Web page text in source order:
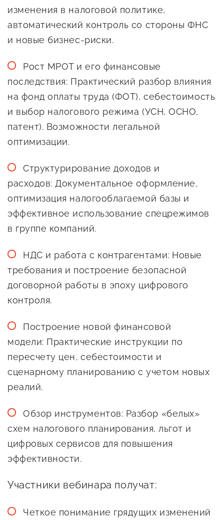
Центры поддержки
Центр информационно-
сопровождения
О центре
Поддержка центра
Онлайн-витрина
Истории успеха
Центр образовательных
программ и молодежного
предпринимательства
Календарь
мероприятий для
предпринимателей
Проекты
Поддержка центра
социальной сферы
О центре
Поддержка центра
Календарь
предпринимателей
Истории успеха
Проекты
Оказание услуг в
Центр финансовой
поддержки
Проекты
Поддержка центра
Истории успеха
технологического и
креативного
предпринимательства
Обучающие
мероприятия
Проекты
Поддержка центра
производства
Нормативные
документы
Справочник
предпринимателя
Организации,
предоставляющие поддержку
Интерактивные сервисы
Каталог креативной
изменения в налоговой политике,
автоматический контроль со стороны ФНС
и новые бизнес-риски.
Рост МРОТ и его финансовые
последствия: Практический разбор влияния
на фонд оплаты труда (ФОТ), себестоимость
и выбор налогового режима (УСН, ОСНО,
патент). Возможности легальной
оптимизации.
Структурирование доходов и
расходов: Документальное оформление,
оптимизация налогооблагаемой базы и
эффективное использование спецрежимов
в группе компаний.
НДС и работа с контрагентами: Новые
требования и построение безопасной
договорной работы в эпоху цифрового
контроля.
Построение новой финансовой
модели: Практические инструкции по
пересчету цен, себестоимости и
сценарному планированию с учетом новых
реалий.
Обзор инструментов: Разбор «белых»
схем налогового планирования, льгот и
цифровых сервисов для повышения
эффективности.
Участники вебинара получат:
Четкое понимание грядущих изменений